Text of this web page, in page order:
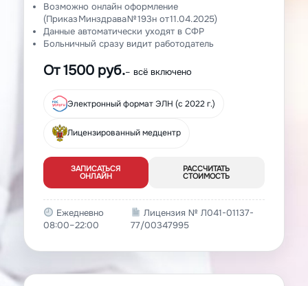
Возможно онлайн оформление
(Приказ Минздрава № 193н от 11.04.2025)
Данные автоматически уходят в СФР
Больничный сразу видит работодатель
От 1500 руб.– всё включено
Электронный формат ЭЛН (с 2022 г.)
Лицензированный медцентр
ЗАПИСАТЬСЯ
ОНЛАЙН
РАССЧИТАТЬ
СТОИМОСТЬ
Ежедневно
08:00–22:00
Лицензия № Л041-01137-
77/00347995